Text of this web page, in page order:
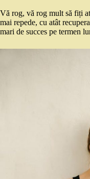
Vă rog, vă rog mult să fiți
mai repede, cu atât
mari de succes pe termen